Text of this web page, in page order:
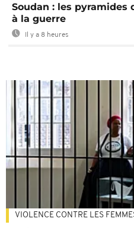
Soudan : les pyramides
à la guerre
Il y a 8 heures
VIOLENCE CONTRE LES